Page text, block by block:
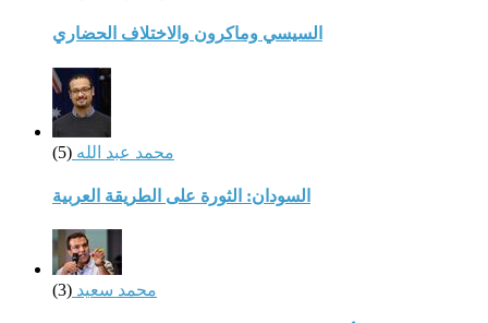
السيسي وماكرون والاختلاف الحضاري
محمد عبد الله (5)
السودان: الثورة على الطريقة العربية
محمد سعيد (3)